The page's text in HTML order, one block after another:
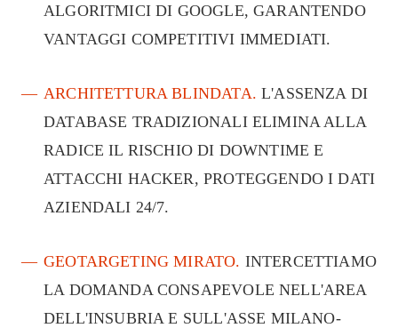
ALGORITMICI DI GOOGLE, GARANTENDO
VANTAGGI COMPETITIVI IMMEDIATI.
ARCHITETTURA BLINDATA. L'ASSENZA DI
DATABASE TRADIZIONALI ELIMINA ALLA
RADICE IL RISCHIO DI DOWNTIME E
ATTACCHI HACKER, PROTEGGENDO I DATI
AZIENDALI 24/7.
GEOTARGETING MIRATO. INTERCETTIAMO
LA DOMANDA CONSAPEVOLE NELL'AREA
DELL'INSUBRIA E SULL'ASSE MILANO-